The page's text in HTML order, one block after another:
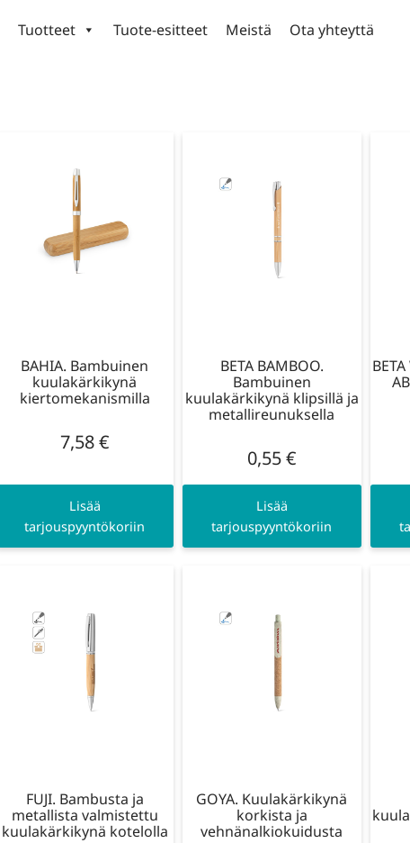
Tuotteet Tuote-esitteet Meistä Ota yhteyttä
BAHIA. Bambuinen
kuulakärkikynä
kiertomekanismilla
7,58€
Lisää
tarjouspyyntökoriin
BETA BAMBOO.
Bambuinen
kuulakärkikynä klipsillä ja
metallireunuksella
0,55€
Lisää
tarjouspyyntökoriin
FUJI. Bambusta ja
metallista valmistettu
kuulakärkikynä kotelolla
GOYA. Kuulakärkikynä
korkista ja
vehnänalkiokuidusta